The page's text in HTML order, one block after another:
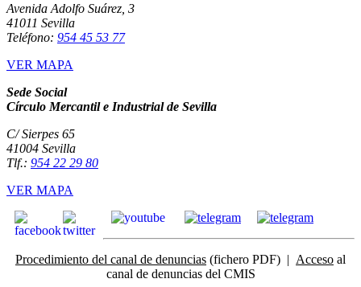
Avenida Adolfo Suárez, 3
41011 Sevilla
Teléfono: 954 45 53 77
VER MAPA
Sede Social
Círculo Mercantil e Industrial de Sevilla
C/ Sierpes 65
41004 Sevilla
Tlf.: 954 22 29 80
VER MAPA
Procedimiento del canal de denuncias (fichero PDF) | Acceso al
canal de denuncias del CMIS